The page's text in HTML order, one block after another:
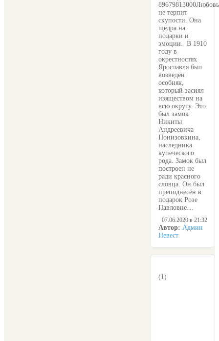
89679813000Любовь
не терпит
скупости. Она
щедра на
подарки и
эмоции. В 1910
году в
окрестностях
Ярославля был
возведён
особняк,
который засиял
изяществом на
всю округу. Это
был замок
Никиты
Андреевича
Понизовкина,
наследника
купеческого
рода. Замок был
построен не
ради красного
словца. Он был
преподнесён в
подарок Розе
Павловне…
07.06.2020 в 21:32
Автор: Админ
Невест
(1)